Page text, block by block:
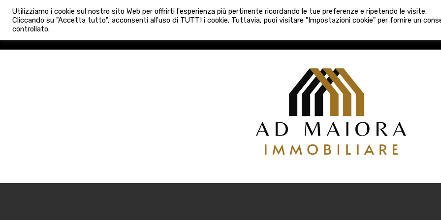
HOME AGENZIA NUOVE COSTRUZIONI VENDITA LOCAZIONI ATTIVITÀ
info@admaioraimmobiliare.it 080 3759025
Utilizziamo i cookie sul nostro sito Web per offrirti l'esperienza più pertinente ricordando le tue preferenze e ripetendo le visite.
Cliccando su "Accetta tutto", acconsenti all'uso di TUTTI i cookie. Tuttavia, puoi visitare "Impostazioni cookie" per fornire un
controllato.